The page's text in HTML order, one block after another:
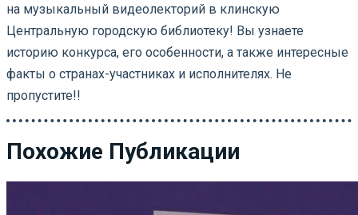
на музыкальный видеолекторий в клинскую
Центральную городскую библиотеку! Вы узнаете
историю конкурса, его особенности, а также интересные
факты о странах-участниках и исполнителях. Не
пропустите!!
Похожие Публикации